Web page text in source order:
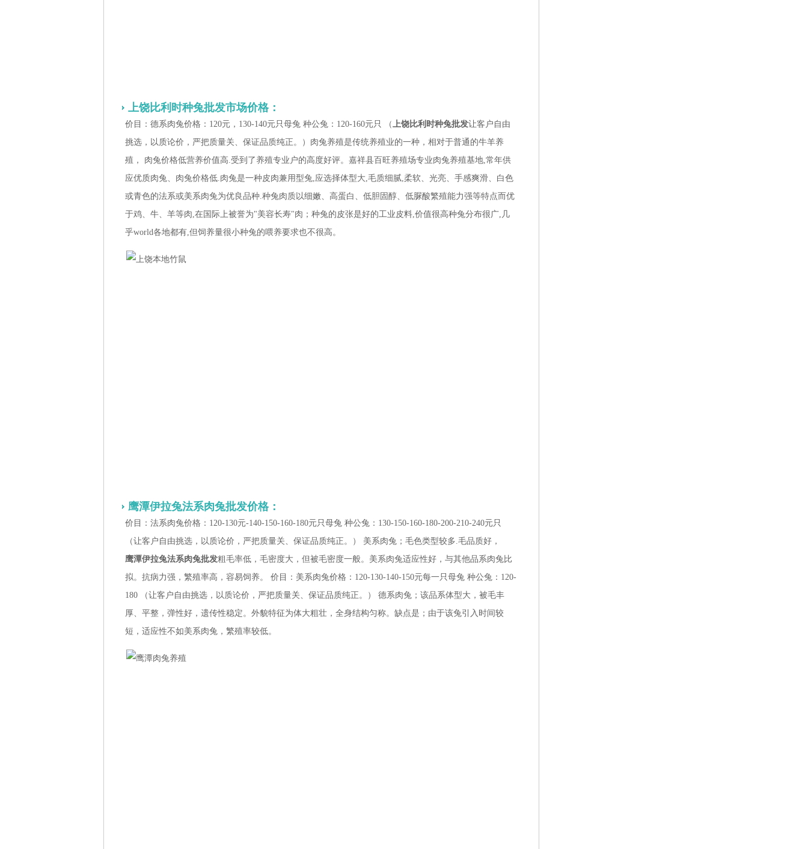
上饶比利时种兔批发市场价格：
价目：德系肉兔价格：120元，130-140元只母兔 种公兔：120-160元只 （上饶比利时种兔批发让客户自由
挑选，以质论价，严把质量关、保证品质纯正。）肉兔养殖是传统养殖业的一种，相对于普通的牛羊养
殖， 肉兔价格低营养价值高.受到了养殖专业户的高度好评。嘉祥县百旺养殖场专业肉兔养殖基地,常年供
应优质肉兔、肉兔价格低.肉兔是一种皮肉兼用型兔,应选择体型大,毛质细腻,柔软、光亮、手感爽滑、白色
或青色的法系或美系肉兔为优良品种.种兔肉质以细嫩、高蛋白、低胆固醇、低脲酸繁殖能力强等特点而优
于鸡、牛、羊等肉,在国际上被誉为"美容长寿"肉；种兔的皮张是好的工业皮料,价值很高种兔分布很广,几
乎world各地都有,但饲养量很小种兔的喂养要求也不很高。
鹰潭伊拉兔法系肉兔批发价格：
价目：法系肉兔价格：120-130元-140-150-160-180元只母兔 种公兔：130-150-160-180-200-210-240元只
（让客户自由挑选，以质论价，严把质量关、保证品质纯正。） 美系肉兔；毛色类型较多.毛品质好，
鹰潭伊拉兔法系肉兔批发粗毛率低，毛密度大，但被毛密度一般。美系肉兔适应性好，与其他品系肉兔比
拟。抗病力强，繁殖率高，容易饲养。 价目：美系肉兔价格：120-130-140-150元每一只母兔 种公兔：120-
180 （让客户自由挑选，以质论价，严把质量关、保证品质纯正。） 德系肉兔；该品系体型大，被毛丰
厚、平整，弹性好，遗传性稳定。外貌特征为体大粗壮，全身结构匀称。缺点是；由于该兔引入时间较
短，适应性不如美系肉兔，繁殖率较低。